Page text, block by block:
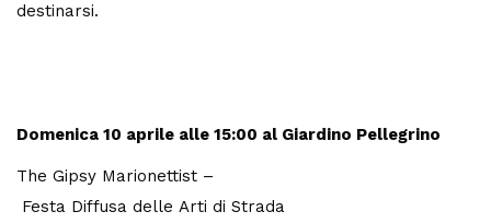
destinarsi.
Domenica 10 aprile alle 15:00 al Giardino Pellegrino
The Gipsy Marionettist –
Festa Diffusa delle Arti di Strada